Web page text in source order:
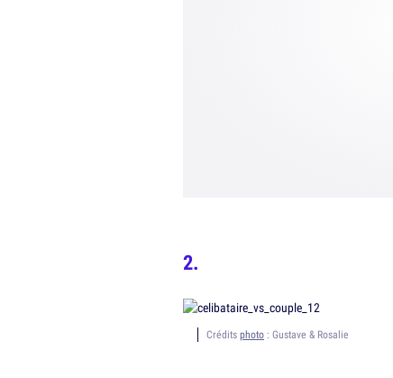
Crédits photo : Gustave & Rosalie